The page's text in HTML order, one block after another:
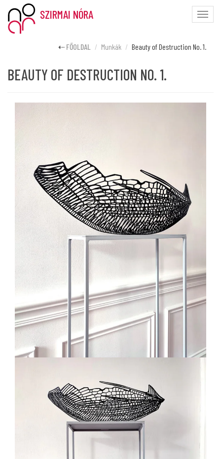
Toggle
SZIRMAI NÓRA
FŐOLDAL Munkák Beauty of Destruction No. 1.
BEAUTY OF DESTRUCTION NO. 1.